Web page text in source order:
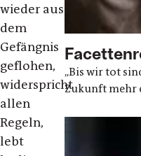
wieder aus
dem
Gefängnis
geflohen,
widerspricht
allen
Regeln,
lebt
„Bis wir tot
Zukunft mehr